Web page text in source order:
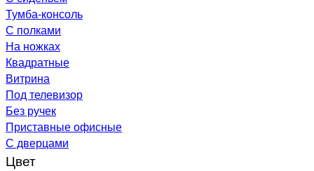
Тумба-консоль
С полками
На ножках
Квадратные
Витрина
Под телевизор
Без ручек
Приставные офисные
С дверцами
Цвет